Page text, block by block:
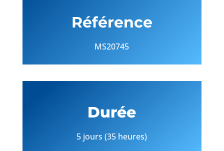
Référence
MS20745
Durée
5 jours (35 heures)